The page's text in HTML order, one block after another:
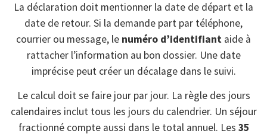
La déclaration doit mentionner la date de départ et la
date de retour. Si la demande part par téléphone,
courrier ou message, le numéro d’identifiant aide à
rattacher l’information au bon dossier. Une date
imprécise peut créer un décalage dans le suivi.
Le calcul doit se faire jour par jour. La règle des jours
calendaires inclut tous les jours du calendrier. Un séjour
fractionné compte aussi dans le total annuel. Les 35